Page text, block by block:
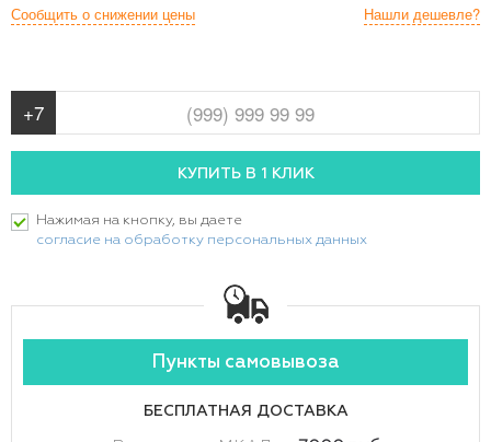
Нашли дешевле?
Сообщить о снижении цены
Нажимая на кнопку, вы даете
согласие на обработку персональных данных
Пункты самовывоза
БЕСПЛАТНАЯ ДОСТАВКА